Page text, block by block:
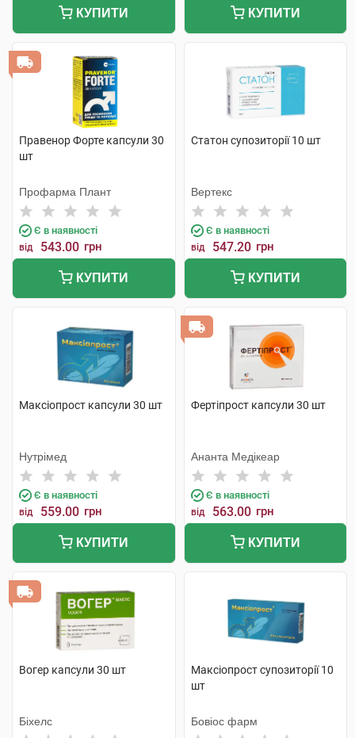
КУПИТИ КУПИТИ
Правенор Форте капсули 30
шт
Профарма Плант
Є в наявності
від 543.00 грн
КУПИТИ
Статон супозиторії 10 шт
Вертекс
Є в наявності
від 547.20 грн
КУПИТИ
Максіопрост капсули 30 шт
Нутрімед
Є в наявності
від 559.00 грн
КУПИТИ
Фертіпрост капсули 30 шт
Ананта Медікеар
Є в наявності
від 563.00 грн
КУПИТИ
Вогер капсули 30 шт
Біхелс
Максіопрост супозиторії 10
шт
Бовіос фарм